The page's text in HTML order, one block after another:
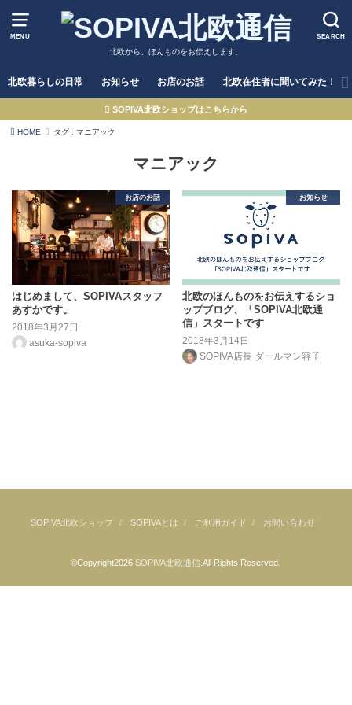
MENU SEARCH
北欧から、ほんものをお伝えします。
北欧暮らしの日常 お知らせ お店のお話 北欧在住者に聞いてみた！
SOPIVA北欧ショップはこちらから
HOME タグ : マニアック
マニアック
お店のお話
はじめまして、SOPIVAスタッフ
あすかです。
2018年3月27日
asuka-sopiva
お知らせ
北欧のほんものをお伝えするショ
ップブログ、「SOPIVA北欧通
信」スタートです
2018年3月14日
SOPIVA店長 ダールマン容子
SOPIVA北欧ショップ SOPIVAとは ご利用ガイド お問い合わせ
©Copyright2026SOPIVA北欧通信 .All Rights Reserved.